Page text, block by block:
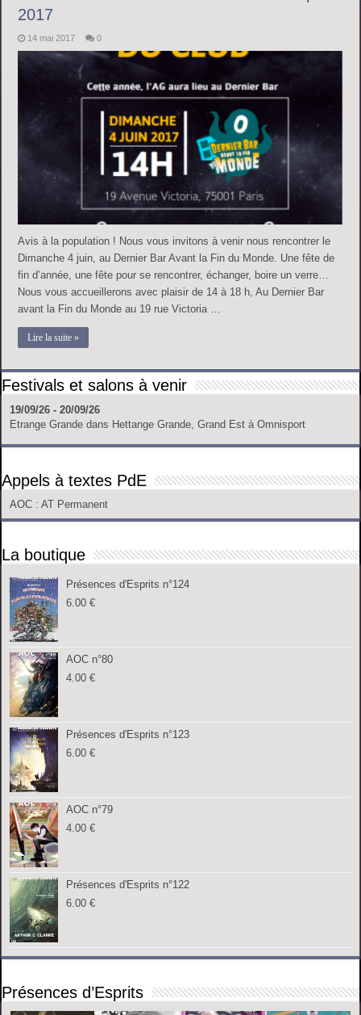
2017
14 mai 2017 0
Avis à la population ! Nous vous invitons à venir nous rencontrer le
Dimanche 4 juin, au Dernier Bar Avant la Fin du Monde. Une fête de
fin d’année, une fête pour se rencontrer, échanger, boire un verre…
Nous vous accueillerons avec plaisir de 14 à 18 h, Au Dernier Bar
avant la Fin du Monde au 19 rue Victoria …
Lire la suite »
Festivals et salons à venir
19/09/26 - 20/09/26
Etrange Grande dans Hettange Grande, Grand Est à Omnisport
Appels à textes PdE
AOC : AT Permanent
La boutique
Présences d'Esprits n°124
6.00€
AOC n°80
4.00€
Présences d'Esprits n°123
6.00€
AOC n°79
4.00€
Présences d'Esprits n°122
6.00€
Présences d’Esprits